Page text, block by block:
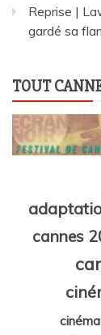
Reprise |
gardé sa
TOUT
cannes